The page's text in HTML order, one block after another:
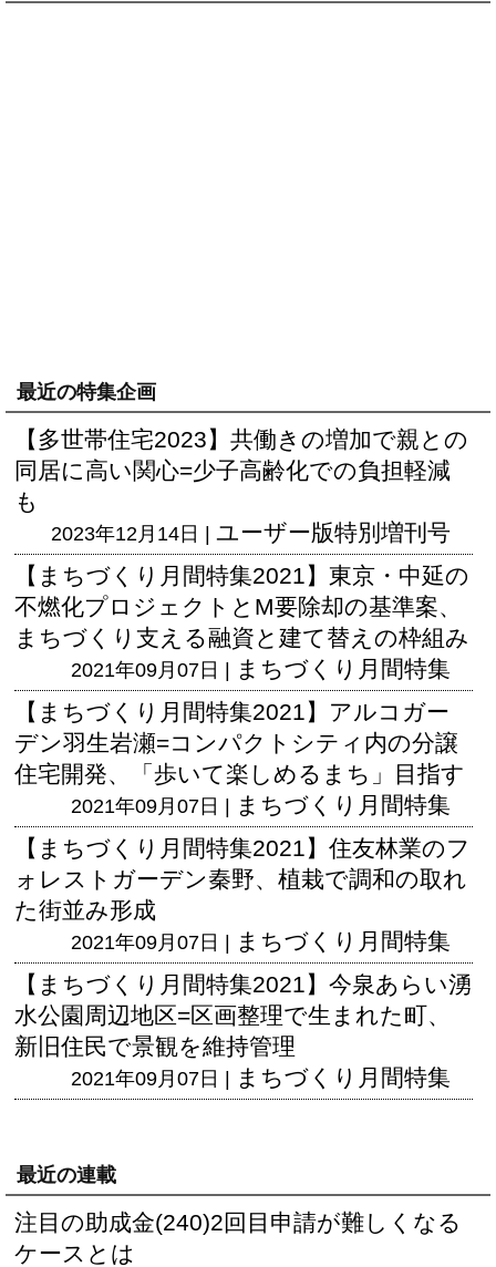
最近の特集企画
【多世帯住宅2023】共働きの増加で親との
同居に高い関心=少子高齢化での負担軽減
も
2023年12月14日 | ユーザー版特別増刊号
【まちづくり月間特集2021】東京・中延の
不燃化プロジェクトとM要除却の基準案、
まちづくり支える融資と建て替えの枠組み
2021年09月07日 | まちづくり月間特集
【まちづくり月間特集2021】アルコガー
デン羽生岩瀬=コンパクトシティ内の分譲
住宅開発、「歩いて楽しめるまち」目指す
2021年09月07日 | まちづくり月間特集
【まちづくり月間特集2021】住友林業のフ
ォレストガーデン秦野、植栽で調和の取れ
た街並み形成
2021年09月07日 | まちづくり月間特集
【まちづくり月間特集2021】今泉あらい湧
水公園周辺地区=区画整理で生まれた町、
新旧住民で景観を維持管理
2021年09月07日 | まちづくり月間特集
最近の連載
注目の助成金(240)2回目申請が難しくなる
ケースとは